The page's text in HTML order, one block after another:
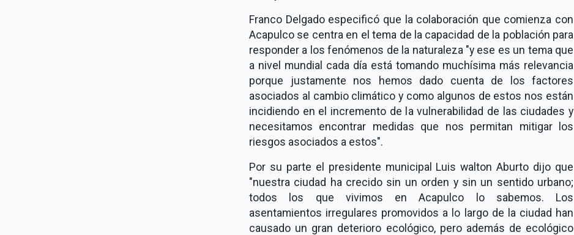
Franco Delgado especificó que la colaboración que comienza con
Acapulco se centra en el tema de la capacidad de la población para
responder a los fenómenos de la naturaleza "y ese es un tema que
a nivel mundial cada día está tomando muchísima más relevancia
porque justamente nos hemos dado cuenta de los factores
asociados al cambio climático y como algunos de estos nos están
incidiendo en el incremento de la vulnerabilidad de las ciudades y
necesitamos encontrar medidas que nos permitan mitigar los
riesgos asociados a estos".
Por su parte el presidente municipal Luis walton Aburto dijo que
"nuestra ciudad ha crecido sin un orden y sin un sentido urbano;
todos los que vivimos en Acapulco lo sabemos. Los
asentamientos irregulares promovidos a lo largo de la ciudad han
causado un gran deterioro ecológico, pero además de ecológico